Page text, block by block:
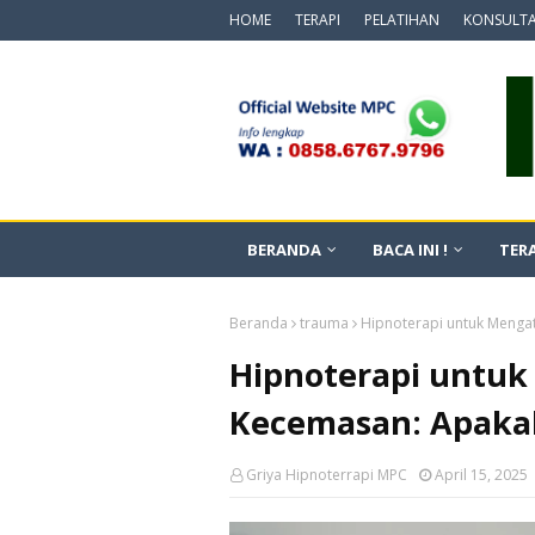
HOME TERAPI PELATIHAN
BERANDA BACA INI !
Beranda trauma Hipnoterapi untuk
Hipnoterapi untuk
Kecemasan:
Griya Hipnoterrapi MPC April 15, 2025